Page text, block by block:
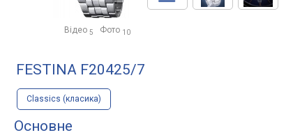
Відео 5 Фото 10
FESTINA F20425/7
Classics (класика)
Основне